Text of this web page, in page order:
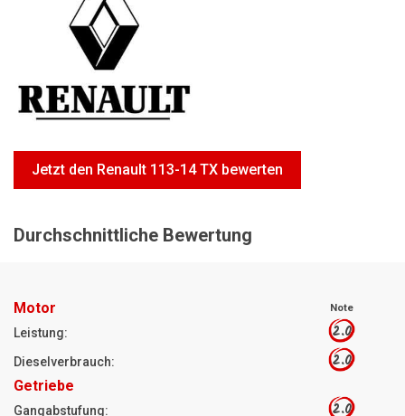
Freischneider
Jetzt den Renault 113-14 TX bewerten
Durchschnittliche Bewertung
Motor Note
Leistung: 2.0
Dieselverbrauch: 2.0
Getriebe
Gangabstufung: 2.0